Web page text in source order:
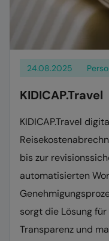
24.08.2025
KIDICAP.Travel
KIDICAP.Travel
bis zur
automatisierten
sorgt die Lösung
Transparenz und